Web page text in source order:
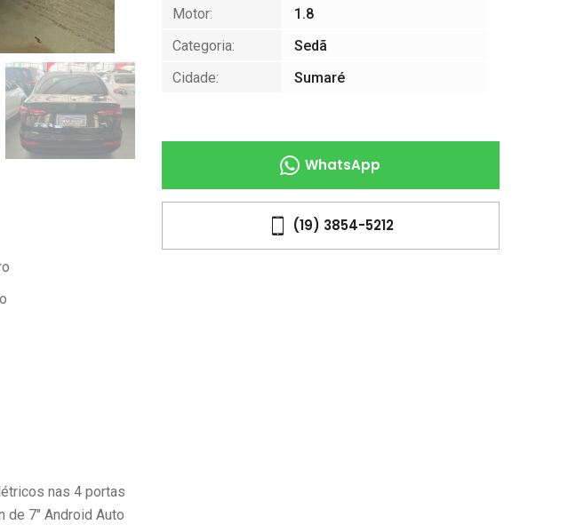
nas 4 portas
de 7" Android Auto
Motor:
1.8
Categoria:
Sedã
Cidade:
Sumaré
WhatsApp
(19) 3854-5212